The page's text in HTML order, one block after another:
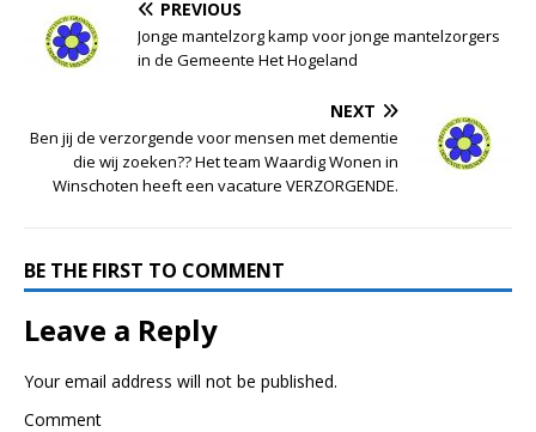
PREVIOUS
Jonge mantelzorg kamp voor jonge mantelzorgers
in de Gemeente Het Hogeland
NEXT
Ben jij de verzorgende voor mensen met dementie
die wij zoeken?? Het team Waardig Wonen in
Winschoten heeft een vacature VERZORGENDE.
BE THE FIRST TO COMMENT
Leave a Reply
Your email address will not be published.
Comment